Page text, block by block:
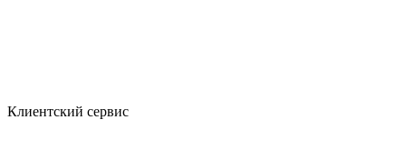
Клиентский сервис